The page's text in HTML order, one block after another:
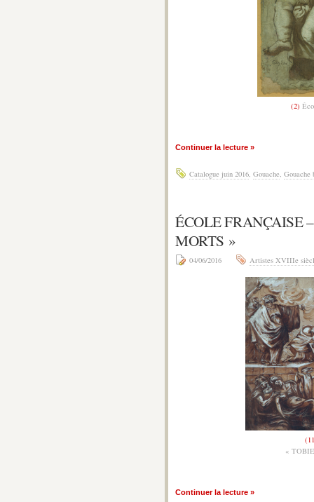
(2)
Continuer la lecture »
Catalogue juin 2016, Gouache, Gouache
ÉCOLE FRANÇAISE
MORTS »
04/06/2016 Artistes XVIIIe
«
Continuer la lecture »